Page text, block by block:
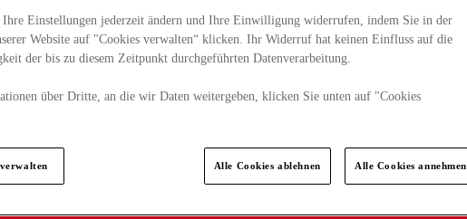
Ihre Einstellungen jederzeit ändern und Ihre Einwilligung widerrufen, indem Sie in der
Website auf "Cookies verwalten“ klicken. Ihr Widerruf hat keinen Einfluss auf die
der bis zu diesem Zeitpunkt durchgeführten Datenverarbeitung.
über Dritte, an die wir Daten weitergeben, klicken Sie unten auf "Cookies
Alle Cookies ablehnen Alle Cookies annehmen